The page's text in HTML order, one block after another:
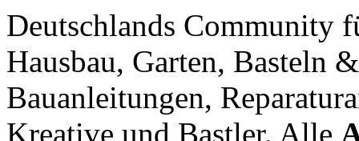
Deutschlands Community
Hausbau, Garten, Basteln
Bauanleitungen,
Kreative und Bastler. Alle